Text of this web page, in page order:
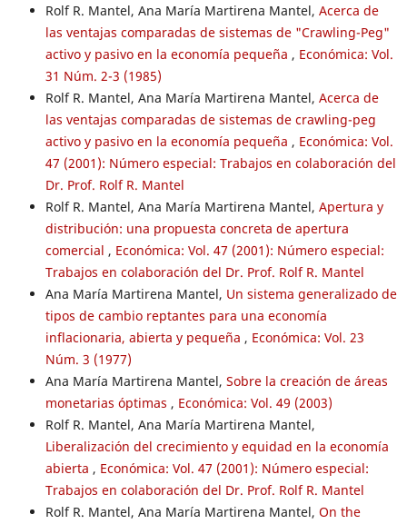
Rolf R. Mantel, Ana María Martirena Mantel, Acerca de
las ventajas comparadas de sistemas de "Crawling-Peg"
activo y pasivo en la economía pequeña , Económica: Vol.
31 Núm. 2-3 (1985)
Rolf R. Mantel, Ana María Martirena Mantel, Acerca de
las ventajas comparadas de sistemas de crawling-peg
activo y pasivo en la economía pequeña , Económica: Vol.
47 (2001): Número especial: Trabajos en colaboración del
Dr. Prof. Rolf R. Mantel
Rolf R. Mantel, Ana María Martirena Mantel, Apertura y
distribución: una propuesta concreta de apertura
comercial , Económica: Vol. 47 (2001): Número especial:
Trabajos en colaboración del Dr. Prof. Rolf R. Mantel
Ana María Martirena Mantel, Un sistema generalizado de
tipos de cambio reptantes para una economía
inflacionaria, abierta y pequeña , Económica: Vol. 23
Núm. 3 (1977)
Ana María Martirena Mantel, Sobre la creación de áreas
monetarias óptimas , Económica: Vol. 49 (2003)
Rolf R. Mantel, Ana María Martirena Mantel,
Liberalización del crecimiento y equidad en la economía
abierta , Económica: Vol. 47 (2001): Número especial:
Trabajos en colaboración del Dr. Prof. Rolf R. Mantel
Rolf R. Mantel, Ana María Martirena Mantel, On the